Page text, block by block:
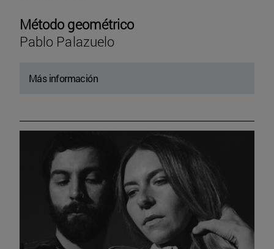
Método geométrico
Pablo Palazuelo
Más información